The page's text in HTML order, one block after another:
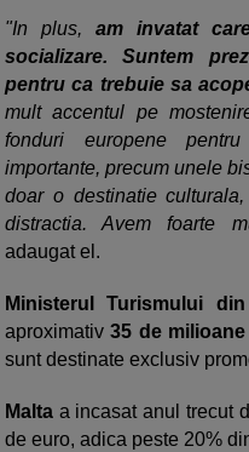
"In plus, am invatat
socializare. Suntem
pentru ca trebuie sa
mult accentul pe
fonduri europene
importante, precum unele
doar o destinatie
distractia. Avem foarte
adaugat el.
Ministerul Turismului
aproximativ 35 de
sunt destinate exclusiv
Malta a incasat anul trecut
de euro, adica peste 20%